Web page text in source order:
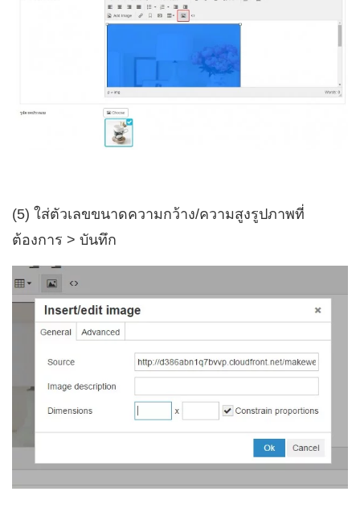
(5) ใส่ตัวเลขขนาดความกว้าง/ความสูงรูปภาพที่
ต้องการ > บันทึก